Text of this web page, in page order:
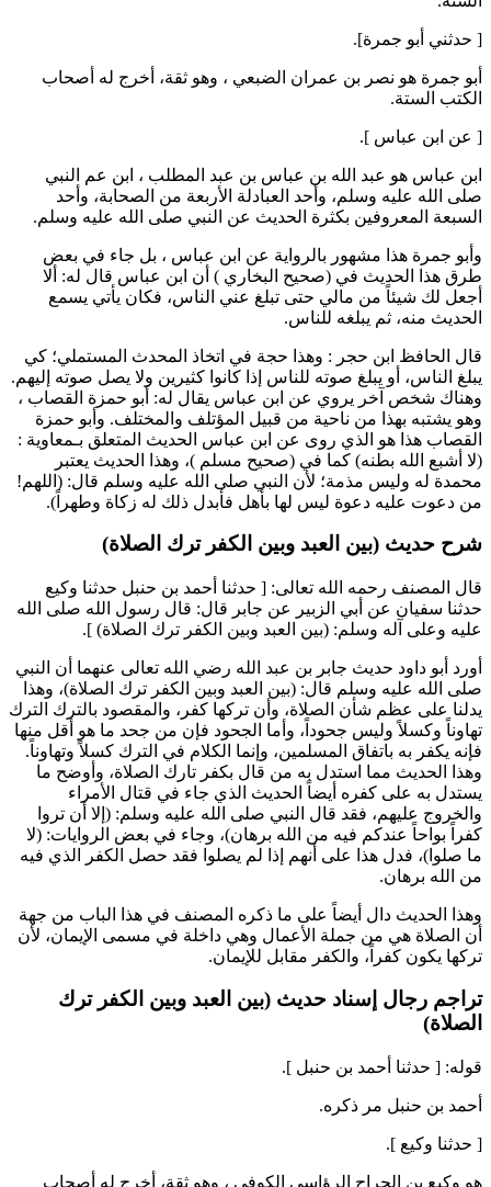
[ حدثني أبو جمرة].
أبو جمرة هو نصر بن عمران الضبعي ، وهو ثقة، أخرج له أصحاب
الكتب الستة.
[ عن ابن عباس ].
ابن عباس هو عبد الله بن عباس بن عبد المطلب ، ابن عم النبي
صلى الله عليه وسلم، وأحد العبادلة الأربعة من الصحابة، وأحد
السبعة المعروفين بكثرة الحديث عن النبي صلى الله عليه وسلم.
و أبو جمرة هذا مشهور بالرواية عن ابن عباس ، بل جاء في بعض
طرق هذا الحديث في (صحيح البخاري ) أن ابن عباس قال له: ألا
أجعل لك شيئاً من مالي حتى تبلغ عني الناس، فكان يأتي يسمع
الحديث منه، ثم يبلغه للناس.
قال الحافظ ابن حجر : وهذا حجة في اتخاذ المحدث المستملي؛ كي
يبلغ الناس، أو يبلغ صوته للناس إذا كانوا كثيرين ولا يصل صوته إليهم.
وهناك شخص آخر يروي عن ابن عباس يقال له: أبو حمزة القصاب ،
وهو يشتبه بهذا من ناحية من قبيل المؤتلف والمختلف. و أبو حمزة
القصاب هذا هو الذي روى عن ابن عباس الحديث المتعلق بـمعاوية :
(لا أشبع الله بطنه) كما في (صحيح مسلم )، وهذا الحديث يعتبر
محمدة له وليس مذمة؛ لأن النبي صلى الله عليه وسلم قال: ( اللهم!
من دعوت عليه دعوة ليس لها بأهل فأبدل ذلك له زكاة وطهراً ).
شرح حديث (بين العبد وبين الكفر ترك الصلاة)
قال المصنف رحمه الله تعالى: [ حدثنا أحمد بن حنبل حدثنا وكيع
حدثنا سفيان عن أبي الزبير عن جابر قال: قال رسول الله صلى الله
عليه وعلى آله وسلم: (بين العبد وبين الكفر ترك الصلاة) ].
أورد أبو داود حديث جابر بن عبد الله رضي الله تعالى عنهما أن النبي
صلى الله عليه وسلم قال: (بين العبد وبين الكفر ترك الصلاة)، وهذا
يدلنا على عظم شأن الصلاة، وأن تركها كفر، والمقصود بالترك الترك
تهاوناً وكسلاً وليس جحوداً، وأما الجحود فإن من جحد ما هو أقل منها
فإنه يكفر به باتفاق المسلمين، وإنما الكلام في الترك كسلاً وتهاوناً.
وهذا الحديث مما استدل به من قال بكفر تارك الصلاة، وأوضح ما
يستدل به على كفره أيضاً الحديث الذي جاء في قتال الأمراء
والخروج عليهم، فقد قال النبي صلى الله عليه وسلم: ( إلا أن تروا
كفراً بواحاً عندكم فيه من الله برهان)، وجاء في بعض الروايات: (لا
ما صلوا )، فدل هذا على أنهم إذا لم يصلوا فقد حصل الكفر الذي فيه
من الله برهان.
وهذا الحديث دال أيضاً على ما ذكره المصنف في هذا الباب من جهة
أن الصلاة هي من جملة الأعمال وهي داخلة في مسمى الإيمان، لأن
تركها يكون كفراً، والكفر مقابل للإيمان.
تراجم رجال إسناد حديث (بين العبد وبين الكفر ترك
الصلاة)
قوله: [ حدثنا أحمد بن حنبل ].
أحمد بن حنبل مر ذكره.
[ حدثنا وكيع ].
هو وكيع بن الجراح الرؤاسي الكوفي ، وهو ثقة، أخرج له أصحاب